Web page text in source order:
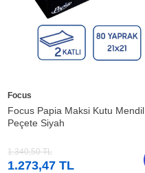
Focus
Focus Papia Maksi Kutu Mendil
Peçete Siyah
1.340,50TL
1.273,47 TL